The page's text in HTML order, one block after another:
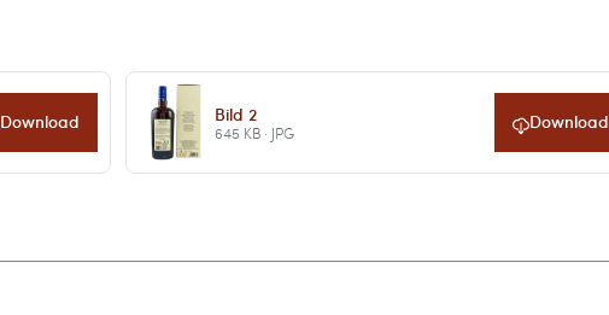
Download Bild 2
645 KB · JPG Download